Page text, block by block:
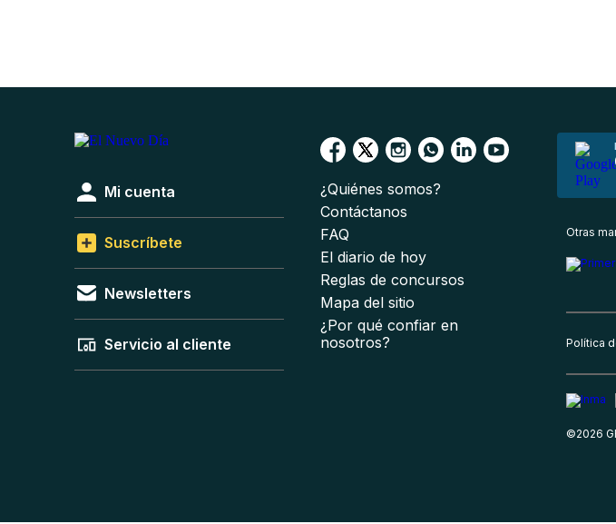
Mi cuenta
Suscríbete
Newsletters
Servicio al cliente
¿Quiénes somos?
Contáctanos
FAQ
El diario de hoy
Reglas de concursos
Mapa del sitio
¿Por qué confiar en
nosotros?
Otras
Política
©2026